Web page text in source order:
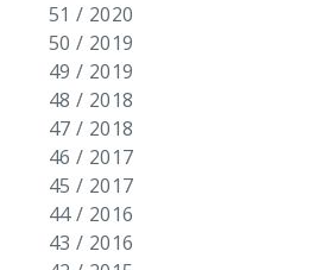
51 / 2020
50 / 2019
49 / 2019
48 / 2018
47 / 2018
46 / 2017
45 / 2017
44 / 2016
43 / 2016